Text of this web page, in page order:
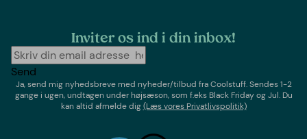
Inviter os ind i din inbox!
Send
Ja, send mig nyhedsbreve med nyheder/tilbud fraCoolstuff. Sendes 1-2
gange i ugen,undtagen under højsæson, som f.eks Black Friday og Jul. Du
kan altid afmelde dig(Læs vores Privatlivspolitik)